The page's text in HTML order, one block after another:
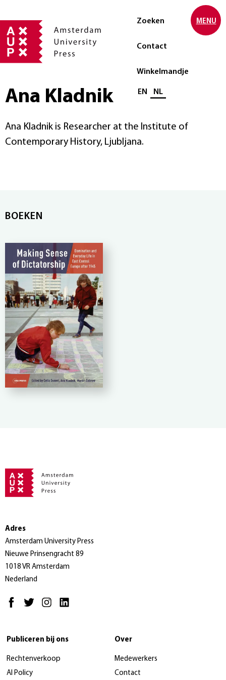
Zoeken
Contact
Winkelmandje
Selecteer taal
EN NL
MENU
Ana Kladnik
Ana Kladnik is Researcher at the Institute of
Contemporary History, Ljubljana.
BOEKEN
Adres
Amsterdam University Press
Nieuwe Prinsengracht 89
1018 VR Amsterdam
Nederland
Publiceren bij ons
Rechtenverkoop
AI Policy
Over
Medewerkers
Contact